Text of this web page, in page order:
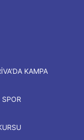
KAMPA
SPOR